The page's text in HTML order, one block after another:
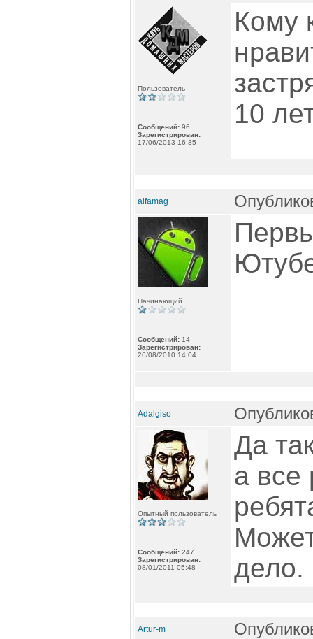
Пользователь
Сообщений: 96
Зарегистрирован:
17/06/2013 16:35
Кому
10
alfamag
Начинающий
Сообщений: 14
Зарегистрирован:
26/08/2010 14:04
Adalgiso
Опытный пользователь
Сообщений: 247
Зарегистрирован:
08/01/2011 05:48
Да
а все
дело.
Artur-m